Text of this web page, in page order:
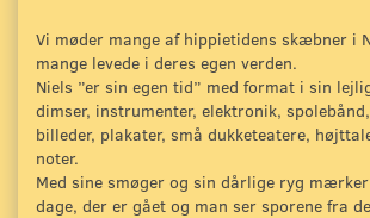
Vi møder mange af hippietidens skæbner i
mange levede i deres egen verden.
Niels ”er sin egen tid” med format i sin
dimser, instrumenter, elektronik,
billeder, plakater, små dukketeatere,
noter.
Med sine smøger og sin dårlige ryg
dage, der er gået og man ser sporene fra